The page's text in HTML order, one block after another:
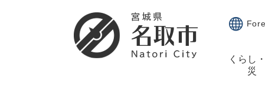
くらし
災